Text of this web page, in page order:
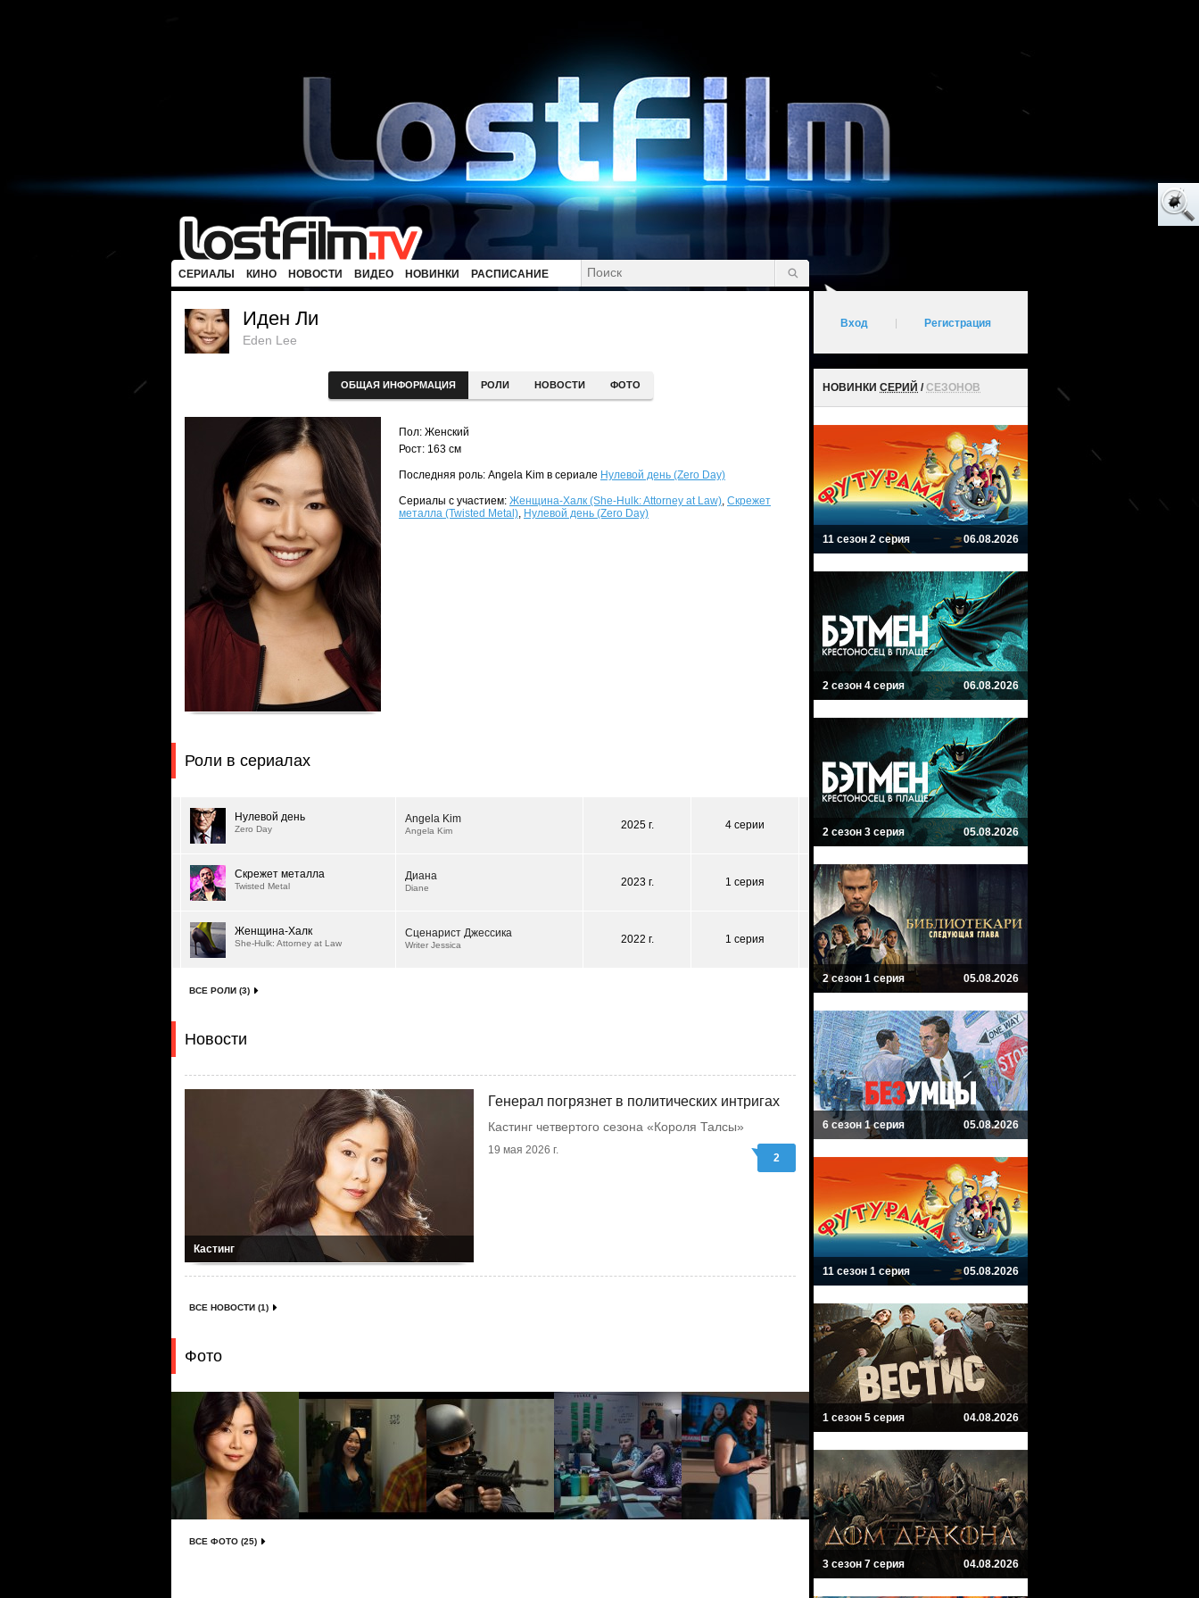
СЕРИАЛЫ КИНО НОВОСТИ ВИДЕО НОВИНКИ РАСПИСАНИЕ
Иден Ли
Eden Lee
ОБЩАЯ ИНФОРМАЦИЯ РОЛИ НОВОСТИ ФОТО
Пол: Женский
Рост: 163 см
Последняя роль: Angela Kim в сериале Нулевой день (Zero Day)
Сериалы с участием: Женщина-Халк (She-Hulk: Attorney at Law), Скрежет
металла (Twisted Metal), Нулевой день (Zero Day)
Роли в сериалах
Нулевой день
Zero Day
Angela Kim
Angela Kim 2025 г. 4 серии
Скрежет металла
Twisted Metal
Диана
Diane 2023 г. 1 серия
Женщина-Халк
She-Hulk: Attorney at Law
Сценарист Джессика
Writer Jessica 2022 г. 1 серия
ВСЕ РОЛИ (3)
Новости
Кастинг
Генерал погрязнет в политических интригах
Кастинг четвертого сезона «Короля Талсы»
19 мая 2026 г.
2
ВСЕ НОВОСТИ (1)
Фото
ВСЕ ФОТО (25)
Вход Регистрация
НОВИНКИ СЕРИЙ /СЕЗОНОВ
11 сезон 2 серия 06.08.2026
2 сезон 4 серия 06.08.2026
2 сезон 3 серия 05.08.2026
2 сезон 1 серия 05.08.2026
6 сезон 1 серия 05.08.2026
11 сезон 1 серия 05.08.2026
1 сезон 5 серия 04.08.2026
3 сезон 7 серия 04.08.2026